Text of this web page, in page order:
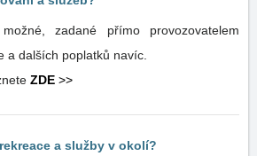
zadané přímo provozovatelem
a dalších poplatků navíc.
ZDE >>
a služby v okolí?